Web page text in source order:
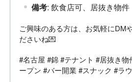
備考: 飲食店可、居抜き物件
ご興味のある方は、お気軽にDM
ださいね💌
#名古屋 #錦 #テナント #居抜き
ープン #バー開業 #スナック #ラ